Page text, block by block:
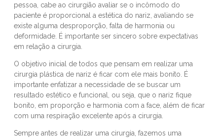
pessoa, cabe ao cirurgião avaliar se o incômodo do
paciente é proporcional a estética do nariz, avaliando se
existe alguma desproporção, falta de harmonia ou
deformidade. É importante ser sincero sobre expectativas
em relação a cirurgia.
O objetivo inicial de todos que pensam em realizar uma
cirurgia plástica de nariz é ficar com ele mais bonito. É
importante enfatizar a necessidade de se buscar um
resultado estético e funcional, ou seja, que o nariz fique
bonito, em proporção e harmonia com a face, além de ficar
com uma respiração excelente após a cirurgia.
Sempre antes de realizar uma cirurgia, fazemos uma